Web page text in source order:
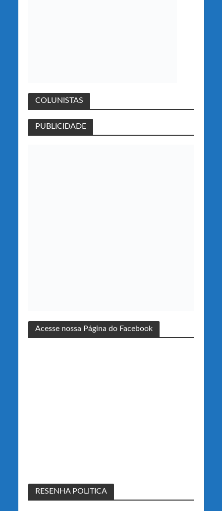
COLUNISTAS
PUBLICIDADE
Acesse nossa Página do Facebook
RESENHA POLITICA